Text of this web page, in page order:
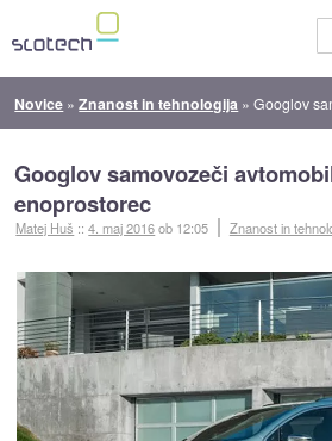
Novice »Znanost in tehnologija »Googlov
Googlov samovozeči
enoprostorec
Matej Huš ::4. maj 2016ob 12:05 Znanost in